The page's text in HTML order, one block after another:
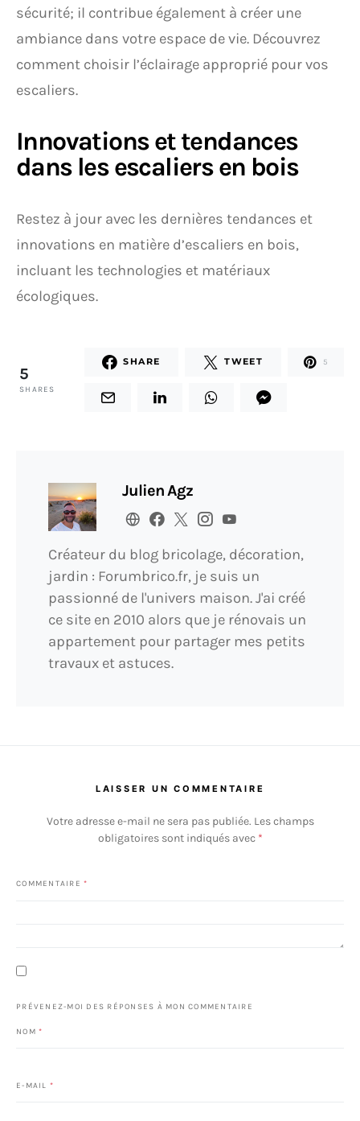
sécurité; il contribue également à créer une
ambiance dans votre espace de vie. Découvrez
comment choisir l’éclairage approprié pour vos
escaliers.
Innovations et tendances
dans les escaliers en bois
Restez à jour avec les dernières tendances et
innovations en matière d’escaliers en bois,
incluant les technologies et matériaux
écologiques.
5
SHARES
SHARE TWEET 5
Julien Agz
Créateur du blog bricolage, décoration,
jardin : Forumbrico.fr, je suis un
passionné de l'univers maison. J'ai créé
ce site en 2010 alors que je rénovais un
appartement pour partager mes petits
travaux et astuces.
LAISSER UN COMMENTAIRE
Votre adresse e-mail ne sera pas publiée. Les champs
obligatoires sont indiqués avec *
COMMENTAIRE *
PRÉVENEZ-MOI DES RÉPONSES À MON COMMENTAIRE
NOM *
E-MAIL *